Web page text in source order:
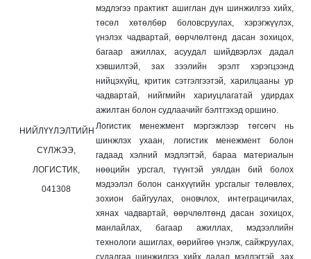
мэдлэгээ практикт ашиглан дүн шинжилгээ хийх,
төсөл
хөтөлбөр боловсруулах, хэрэгжүүлэх,
үнэлэх чадвартай, өөрчлөлтөнд дасан зохицох,
багаар ажиллах, асуудал шийдвэрлэх
дадал
хэвшилтэй, зах зээлийн эрэлт хэрэгцээнд
нийцэхүйц, критик сэтгэлгээтэй, харилцааны ур
чадвартай, нийгмийн хариуцлагатай
удирдах
ажилтан болон судлаачийг бэлтгэхэд оршино.
НИЙЛҮҮЛЭЛТИЙН
СҮЛЖЭЭ,
ЛОГИСТИК,
041308
Логистик менежмент мэргэжлээр төгсөгч нь
шинжлэх ухаан, логистик менежмент болон
гадаад хэлний мэдлэгтэй, бараа материалын
нөөцийн урсгал, түүнтэй уялдан бий болох
мэдээлэл болон санхүүгийн урсгалыг төлөвлөх,
зохион байгуулах, оновчлох, интеграцичилах,
хянах чадвартай, өөрчлөлтөнд дасан зохицох,
манлайлах, багаар ажиллах, мэдээллийн
технологи ашиглах, өөрийгөө үнэлж, сайжруулах,